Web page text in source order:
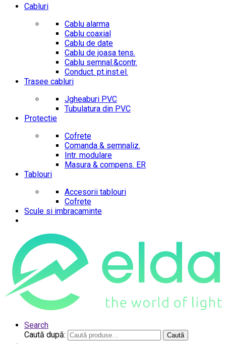
Cabluri
Cablu alarma
Cablu coaxial
Cablu de date
Cablu de joasa tens.
Cablu semnal.&contr.
Conduct. pt.inst.el.
Trasee cabluri
Jgheaburi PVC
Tubulatura din PVC
Protectie
Cofrete
Comanda & semnaliz.
Intr. modulare
Masura & compens. ER
Tablouri
Accesorii tablouri
Cofrete
Scule si imbracaminte
Search
Caută după:
Caută